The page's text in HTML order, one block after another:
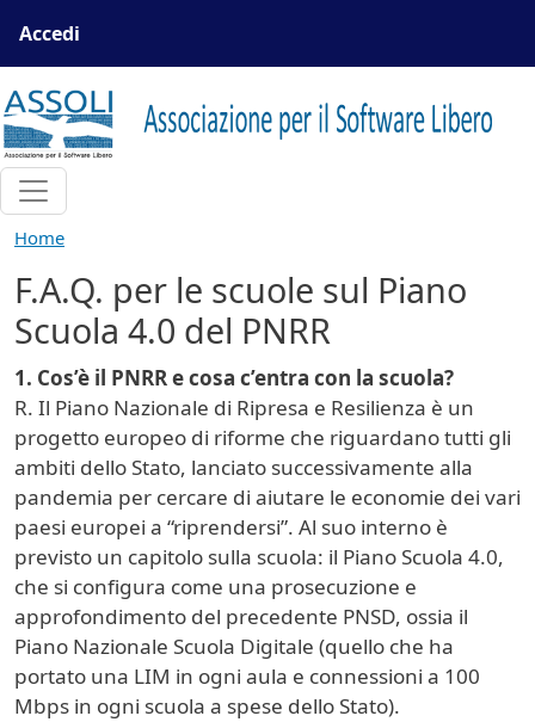
Menu profilo utente
Accedi
Home
F.A.Q. per le scuole sul Piano
Scuola 4.0 del PNRR
1. Cos’è il PNRR e cosa c’entra con la scuola?
R. Il Piano Nazionale di Ripresa e Resilienza è un
progetto europeo di riforme che riguardano tutti gli
ambiti dello Stato, lanciato successivamente alla
pandemia per cercare di aiutare le economie dei vari
paesi europei a “riprendersi”. Al suo interno è
previsto un capitolo sulla scuola: il Piano Scuola 4.0,
che si configura come una prosecuzione e
approfondimento del precedente PNSD, ossia il
Piano Nazionale Scuola Digitale (quello che ha
portato una LIM in ogni aula e connessioni a 100
Mbps in ogni scuola a spese dello Stato).